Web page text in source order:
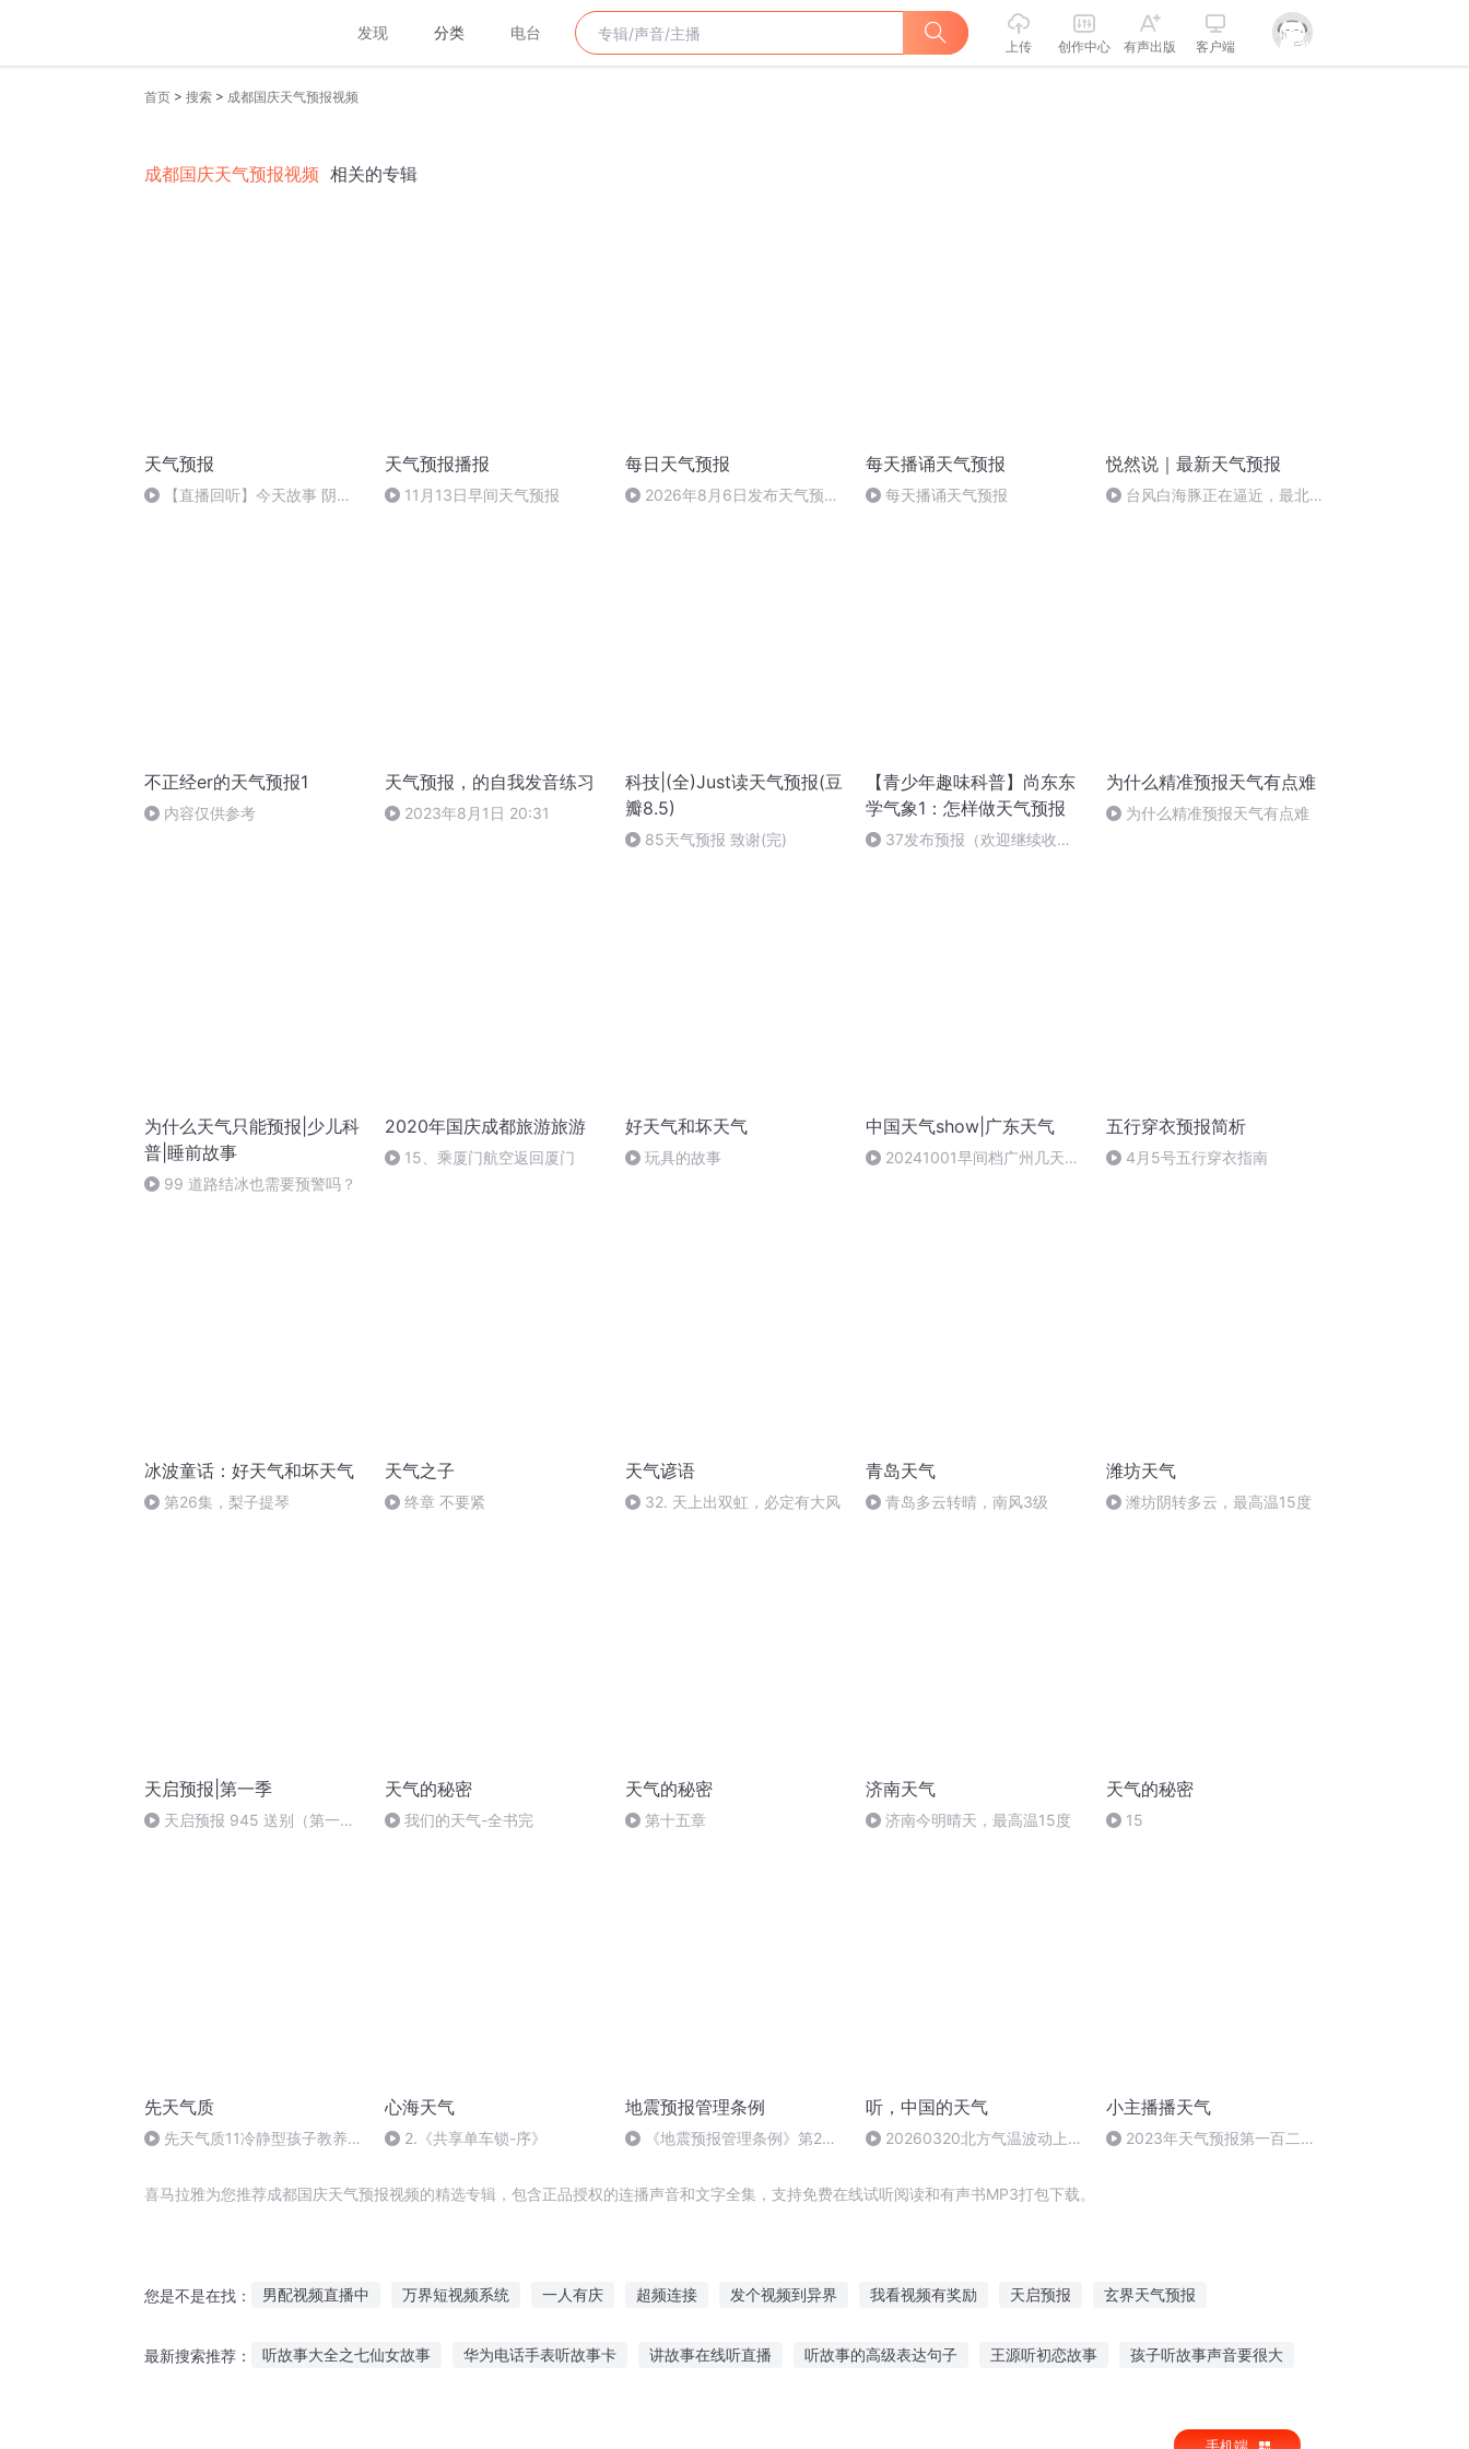
发现 分类 电台
上传 创作中心 有声出版 客户端
首页 > 搜索 > 成都国庆天气预报视频
成都国庆天气预报视频 相关的专辑
天气预报
【直播回听】今天故事 阴阳
天气预报播报
11月13日早间天气预报
每日天气预报
2026年8月6日发布天气预报
每天播诵天气预报
每天播诵天气预报
悦然说｜最新天气预报
台风白海豚正在逼近，最北可
不正经er的天气预报1
内容仅供参考
天气预报，的自我发音练习
2023年8月1日 20:31
科技|(全)Just读天气预报(豆
瓣8.5)
85天气预报 致谢(完)
【青少年趣味科普】尚东东
学气象1：怎样做天气预报
37发布预报（欢迎继续收听
为什么精准预报天气有点难
为什么精准预报天气有点难
为什么天气只能预报|少儿科
普|睡前故事
99 道路结冰也需要预警吗？
2020年国庆成都旅游旅游
15、乘厦门航空返回厦门
好天气和坏天气
玩具的故事
中国天气show|广东天气
20241001早间档广州几天降
五行穿衣预报简析
4月5号五行穿衣指南
冰波童话：好天气和坏天气
第26集，梨子提琴
天气之子
终章 不要紧
天气谚语
32. 天上出双虹，必定有大风
青岛天气
青岛多云转晴，南风3级
潍坊天气
潍坊阴转多云，最高温15度
天启预报|第一季
天启预报 945 送别（第一季
天气的秘密
我们的天气-全书完
天气的秘密
第十五章
济南天气
济南今明晴天，最高温15度
天气的秘密
15
先天气质
先天气质11冷静型孩子教养关
心海天气
2.《共享单车锁-序》
地震预报管理条例
《地震预报管理条例》第24
听，中国的天气
20260320北方气温波动上
小主播播天气
2023年天气预报第一百二十
喜马拉雅为您推荐成都国庆天气预报视频的精选专辑，包含正品授权的连播声音和文字全集，支持免费在线试听阅读和有声书MP3打包下载。
您是不是在找： 男配视频直播中 万界短视频系统 一人有庆 超频连接 发个视频到异界 我看视频有奖励 天启预报 玄界天气预报
最新搜索推荐： 听故事大全之七仙女故事 华为电话手表听故事卡 讲故事在线听直播 听故事的高级表达句子 王源听初恋故事 孩子听故事声音要很大